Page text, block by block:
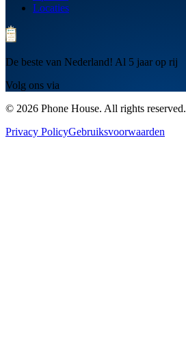
Locaties
De beste van Nederland! Al 5 jaar op rij
Volg ons via
© 2026 Phone House. All rights reserved.
Privacy PolicyGebruiksvoorwaarden